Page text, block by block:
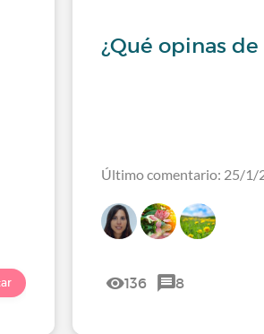
¿Qué opinas
Último comentario: 25/1/
136 8